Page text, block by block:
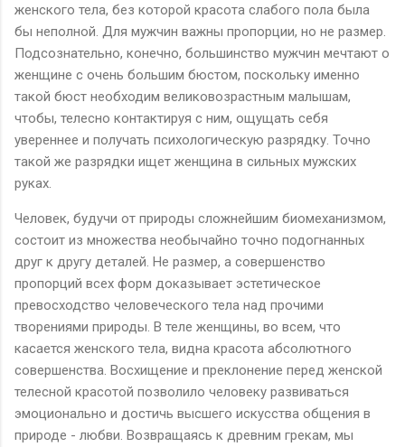
женского тела, без которой красота слабого пола была
бы неполной. Для мужчин важны пропорции, но не размер.
Подсознательно, конечно, большинство мужчин мечтают о
женщине с очень большим бюстом, поскольку именно
такой бюст необходим великовозрастным малышам,
чтобы, телесно контактируя с ним, ощущать себя
увереннее и получать психологическую разрядку. Точно
такой же разрядки ищет женщина в сильных мужских
руках.
Человек, будучи от природы сложнейшим биомеханизмом,
состоит из множества необычайно точно подогнанных
друг к другу деталей. Не размер, а совершенство
пропорций всех форм доказывает эстетическое
превосходство человеческого тела над прочими
творениями природы. В теле женщины, во всем, что
касается женского тела, видна красота абсолютного
совершенства. Восхищение и преклонение перед женской
телесной красотой позволило человеку развиваться
эмоционально и достичь высшего искусства общения в
природе - любви. Возвращаясь к древним грекам, мы